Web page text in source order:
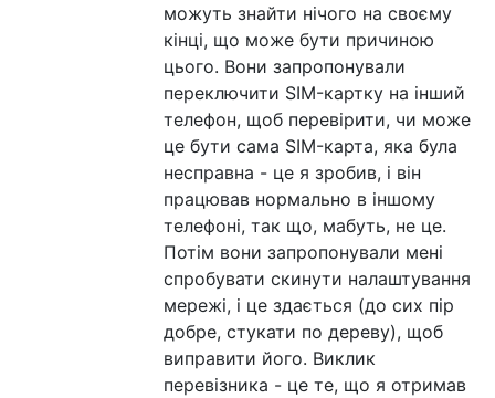
можуть знайти нічого на своєму
кінці, що може бути причиною
цього. Вони запропонували
переключити SIM-картку на інший
телефон, щоб перевірити, чи може
це бути сама SIM-карта, яка була
несправна - це я зробив, і він
працював нормально в іншому
телефоні, так що, мабуть, не це.
Потім вони запропонували мені
спробувати скинути налаштування
мережі, і це здається (до сих пір
добре, стукати по дереву), щоб
виправити його. Виклик
перевізника - це те, що я отримав